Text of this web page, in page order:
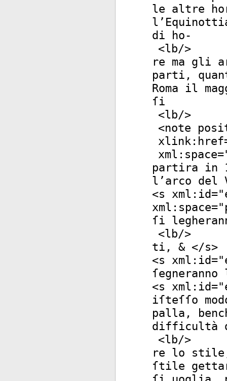
le altre
di ho-
<lb/>
re ma gli
parti,
Roma il
ſi
<lb/>
<note
xlink:href
xml:space
partira in
l’arco del
<s xml:id="
xml:space="
ſi
<lb/>
ti, & </s>
<s xml:id="
<s xml:id="
iſteſſo
palla,
difficultà
<lb/>
re lo stile,
ſtile